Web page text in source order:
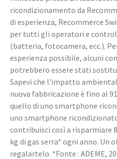
ricondizionamento da
di esperienza, Recommerce
per tutti gli operatori e
(batteria, fotocamera, ecc.).
esperienza possibile, alcuni
potrebbero essere stati
Sapevi che l'impatto
nuova fabbricazione è fino al
quello di uno smartphone
uno smartphone
contribuisci così a risparmiare
kg di gas serra* ogni anno.
regalartelo. *Fonte : ADEME,